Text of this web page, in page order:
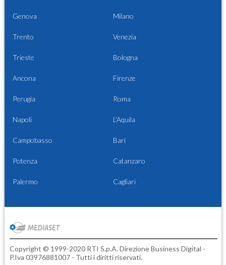
Genova Milano
Trento Venezia
Trieste Bologna
Ancona Firenze
Perugia Roma
Napoli L'Aquila
Campobasso Bari
Potenza Catanzaro
Palermo Cagliari
Copyright © 1999-2020 RTI S.p.A. Direzione Business Digital -
P.Iva 03976881007 - Tutti i diritti riservati.